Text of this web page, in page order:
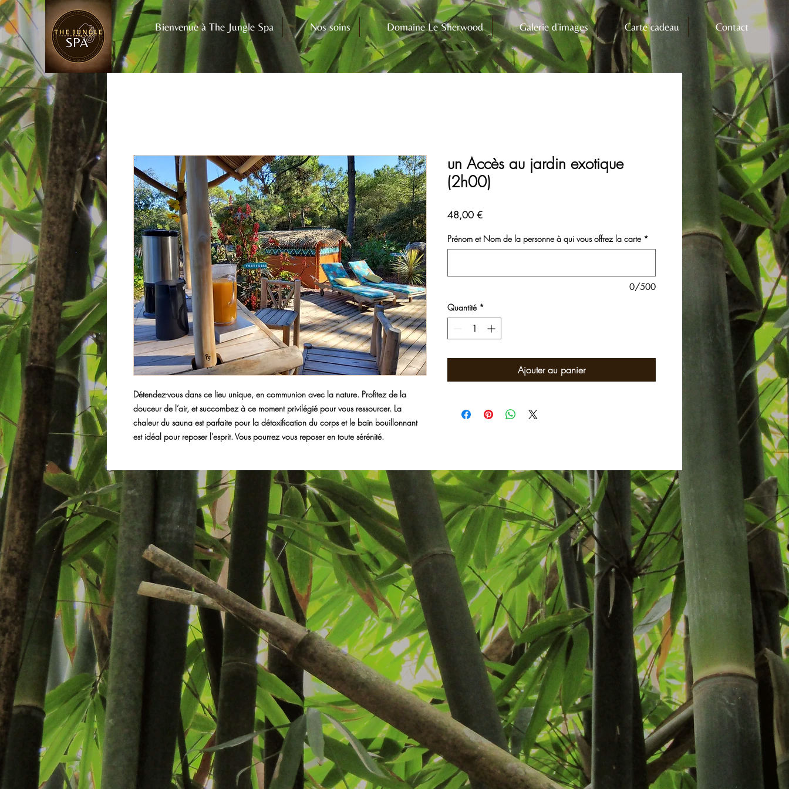
Bienvenue à The Jungle Spa Nos soins Domaine Le Sherwood Galerie d'images Carte cadeau Contact
Détendez-vous dans ce lieu unique, en communion avec la nature. Profitez de la
douceur de l’air, et succombez à ce moment privilégié pour vous ressourcer. La
chaleur du sauna est parfaite pour la détoxification du corps et le bain bouillonnant
est idéal pour reposer l’esprit. Vous pourrez vous reposer en toute sérénité.
un Accès au jardin exotique
(2h00)
48,00 €Prix
Prénom et Nom de la personne à qui vous offrez la carte *
0/500
Quantité *
Ajouter au panier